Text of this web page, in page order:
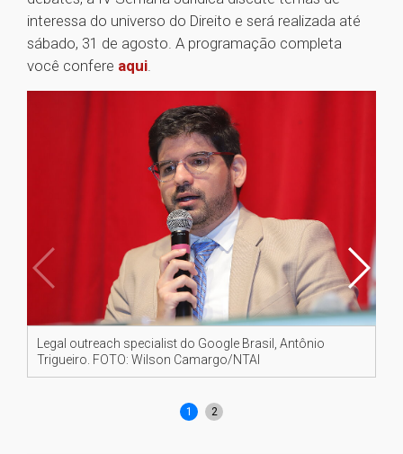
interessa do universo do Direito e será realizada até
sábado, 31 de agosto. A programação completa
você confere aqui.
Legal outreach specialist do Google Brasil, Antônio
Trigueiro. FOTO: Wilson Camargo/NTAI
1 2